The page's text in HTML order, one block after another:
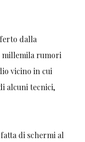
dalla
millemila rumori
vicino in cui
alcuni tecnici,
di schermi al